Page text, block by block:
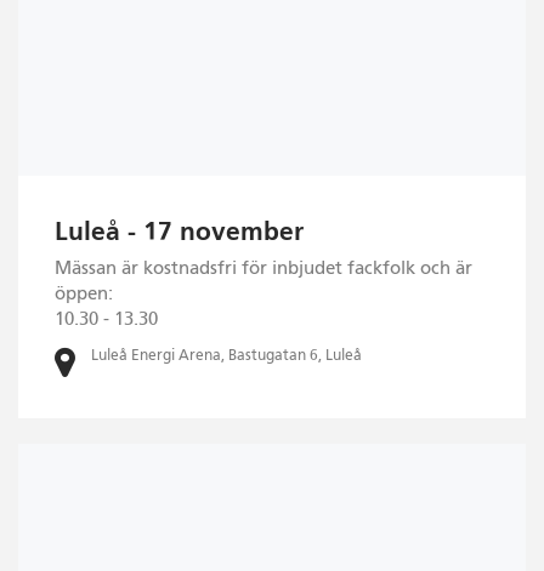
Luleå - 17 november
Mässan är kostnadsfri för inbjudet fackfolk och är
öppen:
10.30 - 13.30
Luleå Energi Arena, Bastugatan 6, Luleå